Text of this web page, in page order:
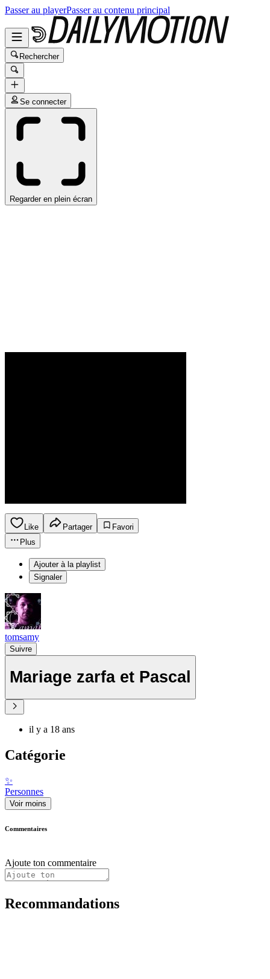
Passer au playerPasser au contenu principal
Rechercher
Se connecter
Regarder en plein écran
Like Partager
Favori
Plus
Ajouter à la playlist
Signaler
tomsamy
Suivre
Mariage zarfa et Pascal
il y a 18 ans
Catégorie
✨
Personnes
Voir moins
Commentaires
Ajoute ton commentaire
Recommandations